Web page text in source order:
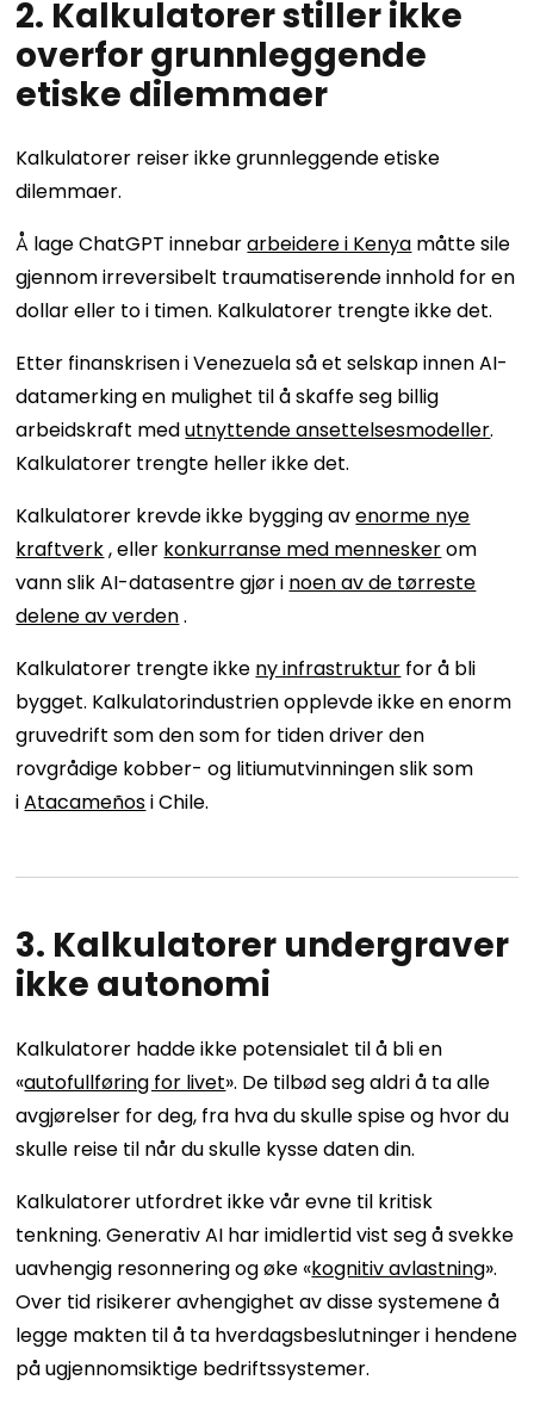
2. Kalkulatorer stiller ikke
overfor grunnleggende
etiske dilemmaer
Kalkulatorer reiser ikke grunnleggende etiske
dilemmaer.
Å lage ChatGPT innebararbeidere i Kenya måtte sile
gjennom irreversibelt traumatiserende innhold for en
dollar eller to i timen. Kalkulatorer trengte ikke det.
Etter finanskrisen i Venezuela så et selskap innen AI-
datamerking en mulighet til å skaffe seg billig
arbeidskraft medutnyttende ansettelsesmodeller.
Kalkulatorer trengte heller ikke det.
Kalkulatorer krevde ikke bygging avenorme nye
kraftverk, eller konkurranse med menneskerom
vann slik AI-datasentre gjør i noen av de tørreste
delene av verden.
Kalkulatorer trengte ikke ny infrastruktur for å bli
bygget. Kalkulatorindustrien opplevde ikke en enorm
gruvedrift som den som for tiden driver den
rovgrådige kobber- og litiumutvinningen slik som
iAtacameñosi Chile.
3. Kalkulatorer undergraver
ikke autonomi
Kalkulatorer hadde ikke potensialet til å bli en
«autofullføring for livet». De tilbød seg aldri å ta alle
avgjørelser for deg, fra hva du skulle spise og hvor du
skulle reise til når du skulle kysse daten din.
Kalkulatorer utfordret ikke vår evne til kritisk
tenkning. Generativ AI har imidlertid vist seg å svekke
uavhengig resonnering og øke «kognitiv avlastning».
Over tid risikerer avhengighet av disse systemene å
legge makten til å ta hverdagsbeslutninger i hendene
på ugjennomsiktige bedriftssystemer.